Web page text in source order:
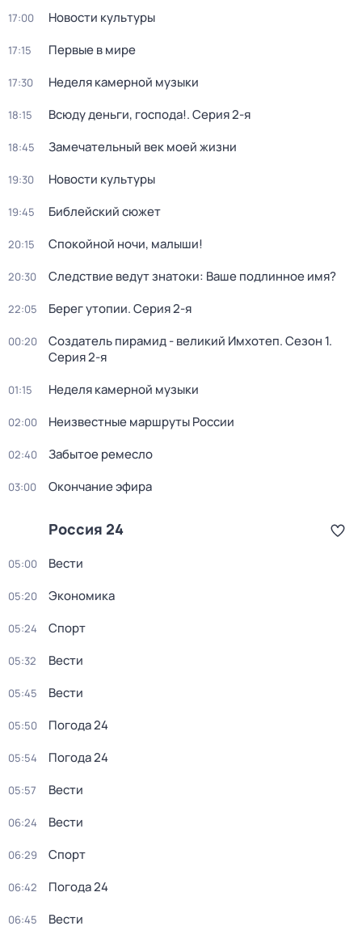
17:00 Новости культуры
17:15 Первые в мире
17:30 Неделя камерной музыки
18:15 Всюду деньги, господа!. Серия 2-я
18:45 Замечательный век моей жизни
19:30 Новости культуры
19:45 Библейский сюжет
20:15 Спокойной ночи, малыши!
20:30 Следствие ведут знатоки: Ваше подлинное имя?
22:05 Берег утопии. Серия 2-я
00:20 Создатель пирамид - великий Имхотеп. Сезон 1.
Серия 2-я
01:15 Неделя камерной музыки
02:00 Неизвестные маршруты России
02:40 Забытое ремесло
03:00 Окончание эфира
Россия 24
05:00 Вести
05:20 Экономика
05:24 Спорт
05:32 Вести
05:45 Вести
05:50 Погода 24
05:54 Погода 24
05:57 Вести
06:24 Вести
06:29 Спорт
06:42 Погода 24
06:45 Вести